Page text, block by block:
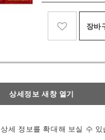
장바
상세정보 새창 열기
상세 정보를 확대해 보실 수 있